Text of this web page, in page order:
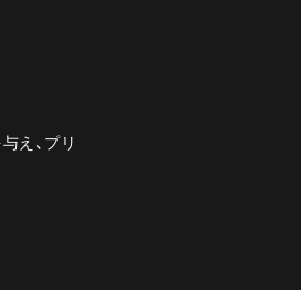
え、プリ